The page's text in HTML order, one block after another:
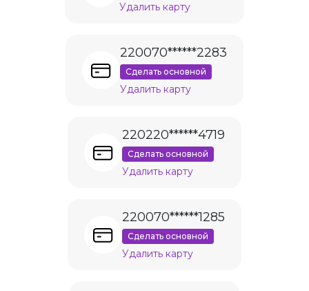
Удалить карту
220070******2283
Сделать основной
Удалить карту
220220******4719
Сделать основной
Удалить карту
220070******1285
Сделать основной
Удалить карту